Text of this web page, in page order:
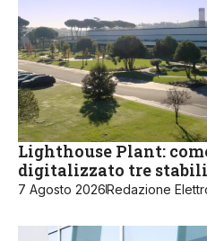
Lighthouse Plant:
digitalizzato tre
7 Agosto 2026Redazione